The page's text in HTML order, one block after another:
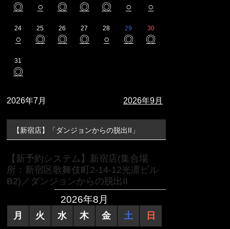
◎ ○ ◎ ◎ ◎ ○ ○
24
○
25
◎
26
◎
27
◎
28
○
29
◎
30
◎
31
◎
2026年7月 2026年9月
【新宿店】「ダンジョンからの脱出II」
【新予約システム】新宿店(集合場
所：新宿区歌舞伎町2-14-12光凛ビル
B2)／ダンジョンからの脱出II
2026年8月
月 火 水 木 金 土 日